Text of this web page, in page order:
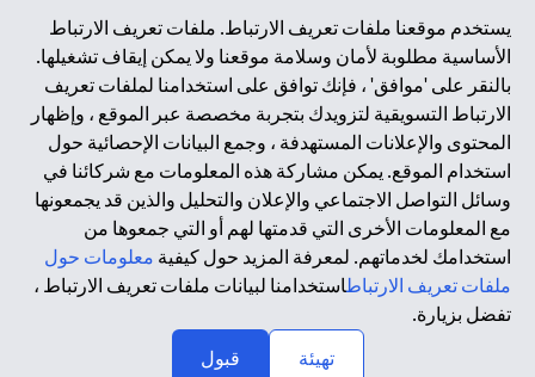
يستخدم موقعنا ملفات تعريف الارتباط. ملفات تعريف الارتباط
الأساسية مطلوبة لأمان وسلامة موقعنا ولا يمكن إيقاف تشغيلها.
بالنقر على 'موافق' ، فإنك توافق على استخدامنا لملفات تعريف
الارتباط التسويقية لتزويدك بتجربة مخصصة عبر الموقع ، وإظهار
المحتوى والإعلانات المستهدفة ، وجمع البيانات الإحصائية حول
استخدام الموقع. يمكن مشاركة هذه المعلومات مع شركائنا في
وسائل التواصل الاجتماعي والإعلان والتحليل والذين قد يجمعونها
مع المعلومات الأخرى التي قدمتها لهم أو التي جمعوها من
استخدامك لخدماتهم. لمعرفة المزيد حول كيفية معلومات حول
ملفات تعريف الارتباطاستخدامنا لبيانات ملفات تعريف الارتباط ،
تفضل بزيارة.
تهيئة
قبول
المقيمين في الاتحاد الأوروبي أو المنطقة الاقتصادية الأوروبية أو
سويسرا أو غيرنسي أو جيرسي أو موناكو أو سان مارينو أو
الفاتيكان أو جزيرة مان أو المملكة المتحدة أو خصوصية البيانات
(لائحة حماية البيانات العامة \ قانون حماية البيانات الشخصية
العامة \ قانون خصوصية نيوزيلندا). المحتوى الموجود في هذه
الصفحة ليس ولا ينبغي تفسيره على أنه عرض أو دعوة أو دعوة
لشراء أو بيع أي من المنتجات والخدمات المذكورة هنا لمثل هؤلاء
الأفراد.
*GDPR – اللائحة العامة لحماية البيانات؛ * LGPD – Lei Geral de
Proteção de Dados Pessoais ; *NZPA – قانون الخصوصية
النيوزيلندي
2025 citibank.ae